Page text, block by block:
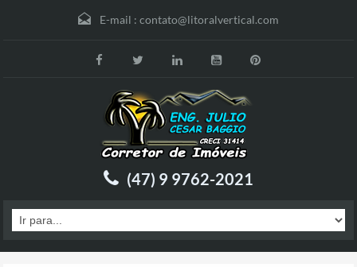
E-mail : contato@litoralvertical.com
(47) 9 9762-2021